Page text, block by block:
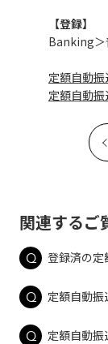
【登録】
Banking＞
定額自動
定額自動
関連するご
登録済の定
定額自動振
定額自動振